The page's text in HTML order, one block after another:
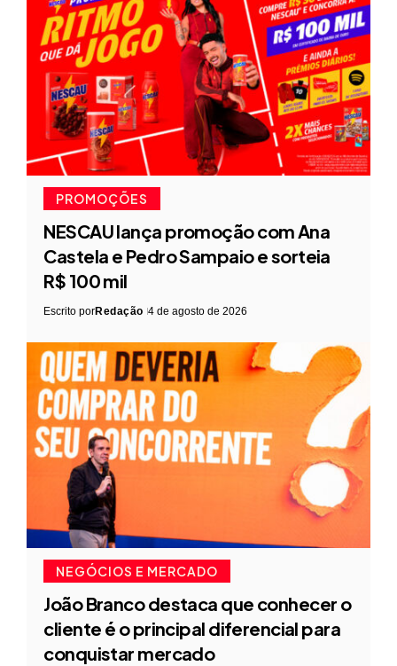
PROMOÇÕES
NESCAU lança promoção com Ana
Castela e Pedro Sampaio e sorteia
R$ 100 mil
Escrito porRedação 4 de agosto de 2026
NEGÓCIOS E MERCADO
João Branco destaca que conhecer o
cliente é o principal diferencial para
conquistar mercado